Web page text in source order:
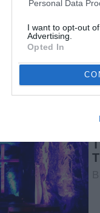
Personal Data
I want to opt-out
Advertising.
Opted In